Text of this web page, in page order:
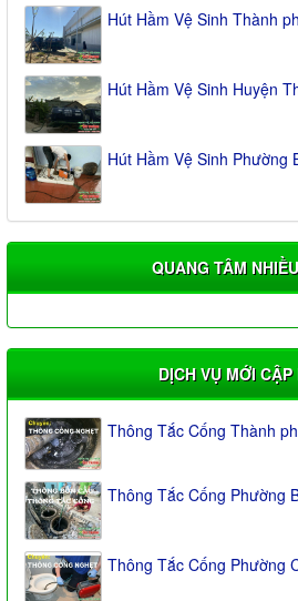
Hút Hầm Vệ Sinh Thành
Hút Hầm Vệ Sinh Huyện
Hút Hầm Vệ Sinh Phường
QUANG TÂM
DỊCH VỤ MỚI CẬP
Thông Tắc Cống Thành
Thông Tắc Cống Phường
Thông Tắc Cống Phường